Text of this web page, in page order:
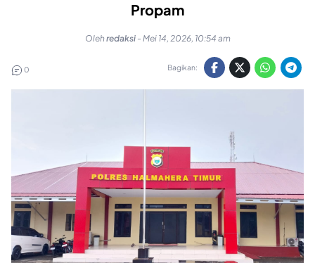
Propam
Olehredaksi - Mei 14, 2026, 10:54 am
0 Bagikan: